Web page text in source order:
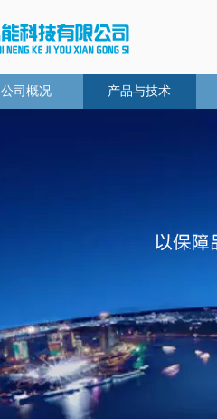
公司概况 产品与技术